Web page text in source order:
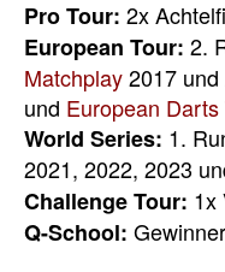
Pro Tour: 2x
European Tour: 2.
Matchplay2017 und
und European Darts
World Series: 1.
2021, 2022, 2023
Challenge Tour: 1x
Q-School: